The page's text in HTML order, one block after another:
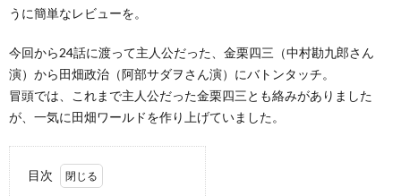
うに簡単なレビューを。
今回から24話に渡って主人公だった、金栗四三（中村勘九郎さん
演）から田畑政治（阿部サダヲさん演）にバトンタッチ。
冒頭では、これまで主人公だった金栗四三とも絡みがありました
が、一気に田畑ワールドを作り上げていました。
目次